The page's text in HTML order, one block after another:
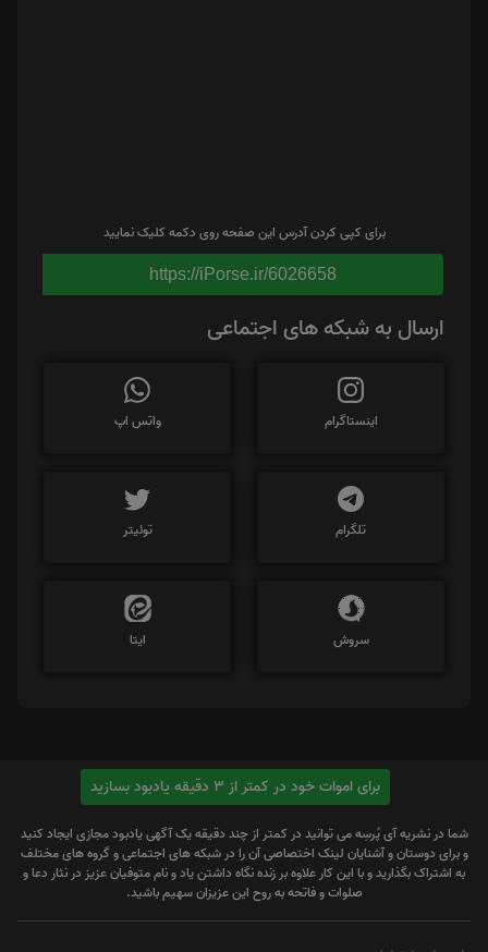
برای کپی کردن آدرس این صفحه روی دکمه کلیک نمایید
https://iPorse.ir/6026658
ارسال به شبکه های اجتماعی
اینستاگرام واتس اپ
تلگرام توئیتر
سروش ایتا
برای اموات خود در کمتر از 3 دقیقه یادبود بسازید
شما در نشریه آی پُرسِه می توانید در کمتر از چند دقیقه یک آگهی یادبود مجازی ایجاد کنید
و برای دوستان و آشنایان لینک اختصاصی آن را در شبکه های اجتماعی و گروه های مختلف
به اشتراک بگذارید و با این کار علاوه بر زنده نگاه داشتن یاد و نام متوفیان عزیز در نثار دعا و
صلوات و فاتحه به روح این عزیزان سهیم باشید.